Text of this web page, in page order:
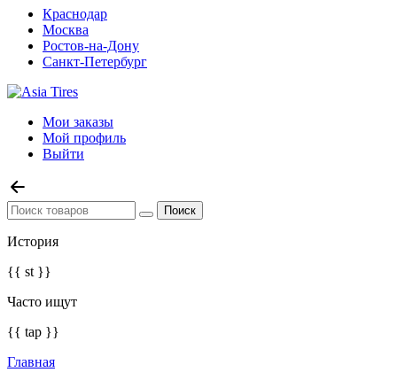
Краснодар
Москва
Ростов-на-Дону
Санкт-Петербург
Мои заказы
Мой профиль
Выйти
История
{{ st }}
Часто ищут
{{ tap }}
Главная